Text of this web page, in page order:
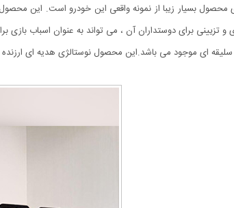
بسیار زیبا از نمونه واقعی این خودرو است. این
تزیینی برای دوستداران آن ، می تواند به عنوان اسباب بازی
سلیقه ای موجود می باشد.این محصول نوستالژی هدیه ای